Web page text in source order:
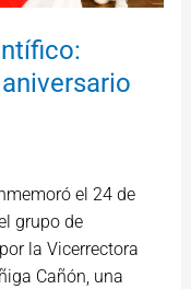
el 24 de
grupo de
la Vicerrectora
Cañón, una